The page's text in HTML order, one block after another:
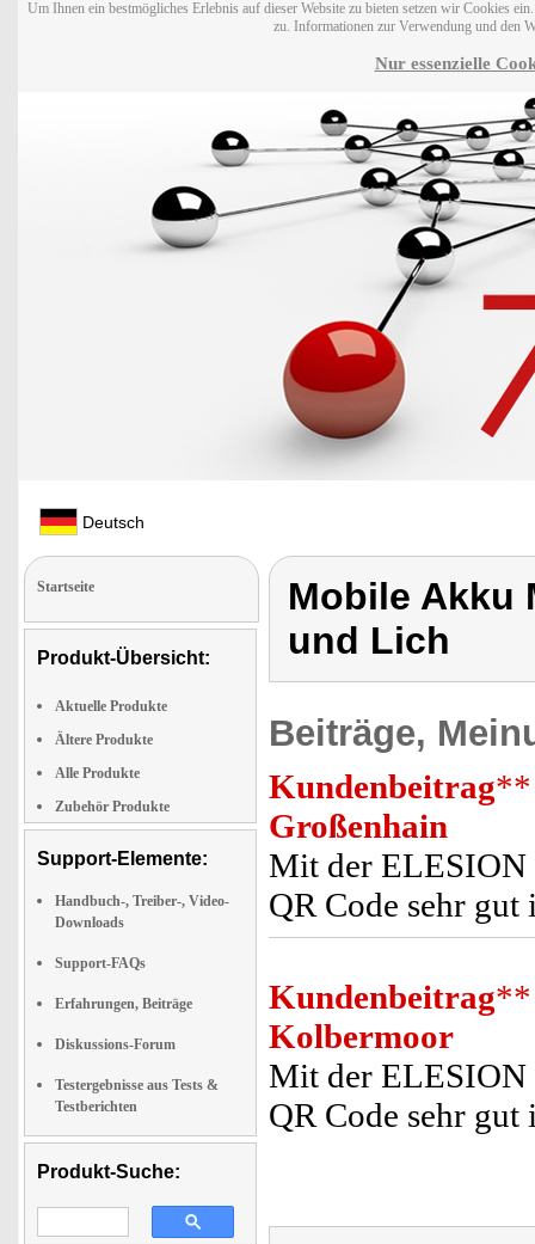
Um Ihnen ein bestmögliches Erlebnis auf dieser Website zu bieten setzen wir Cookies
zu. Informationen zur Verwendung und den
Nur essenzielle
Deutsch
Startseite
Produkt-Übersicht:
Aktuelle Produkte
Ältere Produkte
Alle Produkte
Zubehör Produkte
Support-Elemente:
Handbuch-, Treiber-, Video-
Downloads
Support-FAQs
Erfahrungen, Beiträge
Diskussions-Forum
Testergebnisse aus Tests &
Testberichten
Produkt-Suche:
Mobile Akku
und Lich
Beiträge,
Kundenbeitrag**
Großenhain
Mit der ELESION
QR Code sehr
Kundenbeitrag**
Kolbermoor
Mit der ELESION
QR Code sehr